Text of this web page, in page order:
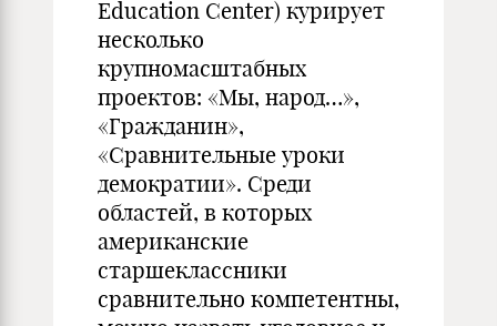
Education Center) курирует
несколько
крупномасштабных
проектов: «Мы, народ…»,
«Гражданин»,
«Сравнительные уроки
демократии». Среди
областей, в которых
американские
старшеклассники
сравнительно компетентны,